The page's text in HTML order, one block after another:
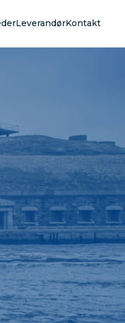
LeverandørKontakt